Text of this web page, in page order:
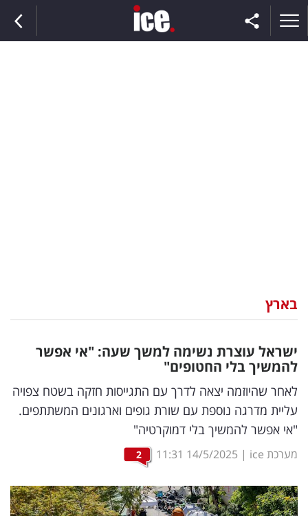
וצרכנות
דיגיטל
וטק
שיווק
ופרסום
מדדים
בארץ
ישראל עוצרת נשימה למשך שעה: "אי אפשר
להמשיך בלי החטופים"
לאחר שהיוזמה יצאה לדרך עם התגייסות חזקה בשטח צפויה
עליית מדרגה נוספת עם שורת גופים וארגונים המשתתפים.
"אי אפשר להמשיך בלי דמוקרטיה"
מערכת ice |
14/5/2025
11:31
2